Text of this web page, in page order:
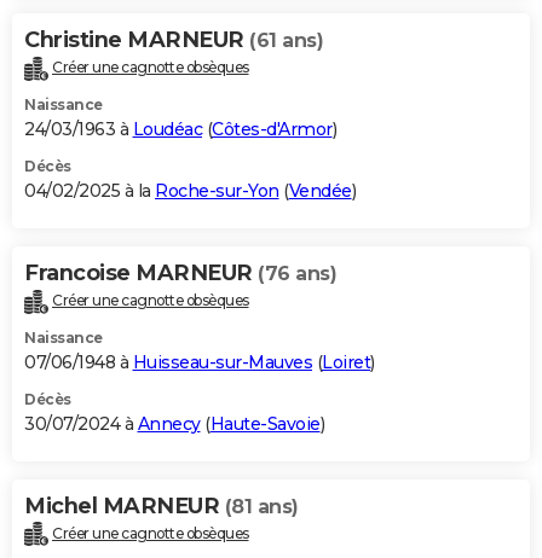
Bricolage
Lifestyle
Culture
Sport
Auto
Television
Voyage
Cinema
Christine MARNEUR (61 ans)
Créer une cagnotte obsèques
Naissance
24/03/1963 à Loudéac(Côtes-d'Armor)
Décès
04/02/2025 à la Roche-sur-Yon (Vendée)
Francoise MARNEUR (76 ans)
Créer une cagnotte obsèques
Naissance
07/06/1948 à Huisseau-sur-Mauves (Loiret)
Décès
30/07/2024 à Annecy(Haute-Savoie)
Michel MARNEUR (81 ans)
Créer une cagnotte obsèques